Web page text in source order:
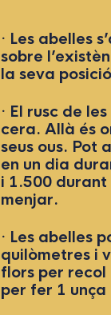
· Les abelles
sobre
la seva
· El rusc de
cera. Allà és
seus ous. Pot
en un dia
i 1.500
menjar.
· Les abelles
quilòmetres i
flors per recol
per fer 1 unça